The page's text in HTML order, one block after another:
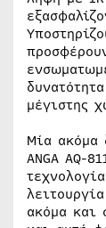
μέγιστης
Μία ακόμα
ANGA AQ-
ακόμα και